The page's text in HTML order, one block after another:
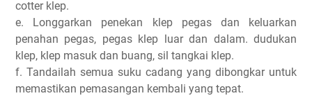
cotter klep.
e. Longgarkan penekan klep pegas dan keluarkan
penahan pegas, pegas klep luar dan dalam. dudukan
klep, klep masuk dan buang, sil tangkai klep.
f. Tandailah semua suku cadang yang dibongkar untuk
memastikan pemasangan kembali yang tepat.